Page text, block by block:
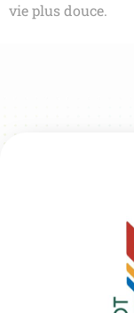
vie plus douce.